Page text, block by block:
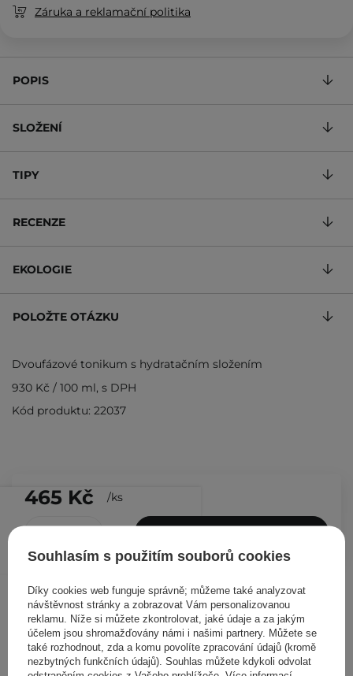
465 Kč /ks
Záruka a reklamační politika
POPIS
SLOŽENÍ
TIPY
RECENZE
EKOLOGIE
POLOŽTE OTÁZKU
Dvoufázové tonikum s hydratačním složením
930 Kč / 100 ml, s DPH
Kód produktu: 22037
Ostatní zákazníci si prohlédli
Souhlasím s použitím souborů cookies
Díky cookies web funguje správně; můžeme také analyzovat
návštěvnost stránky a zobrazovat Vám personalizovanou
reklamu. Níže si můžete zkontrolovat, jaké údaje a za jakým
účelem jsou shromažďovány námi i našimi partnery. Můžete se
také rozhodnout, zda a komu povolíte zpracování údajů (kromě
nezbytných funkčních údajů). Souhlas můžete kdykoli odvolat